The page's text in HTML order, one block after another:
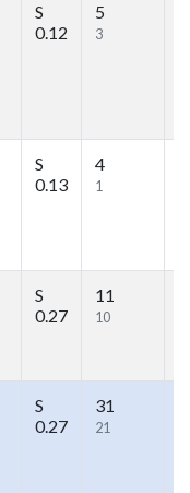
S
0.12
5
3
S
0.13
4
1
S
0.27
11
10
S
0.27
31
21